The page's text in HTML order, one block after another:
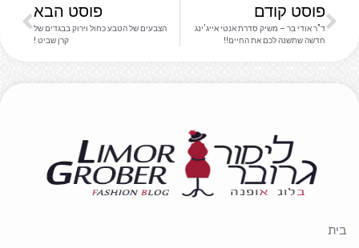
פוסט קודם
ד"ר אודי בר – משיק סדרת אנטי אייג'ינג
חדשה שתשנה לכם את החיים!!
פוסט הבא
הצבעים של הטבע כחול וירוק בבגדים של
קרן שביט !
בית